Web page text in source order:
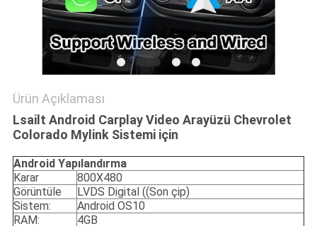
Ürün Açıklaması
Lsailt Android Carplay Video Arayüzü Chevrolet
Colorado Mylink Sistemi için
Android Yapılandırma
Karar
800X480
Görüntüle
LVDS Digital ((Son çip)
Sistem:
Android OS10
RAM:
4GB